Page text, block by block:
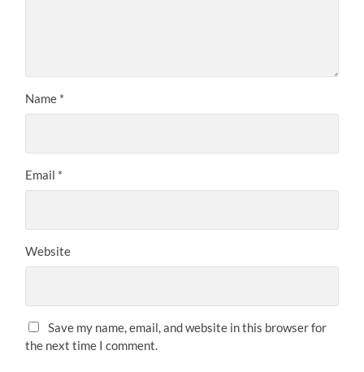
Name *
Email *
Website
Save my name, email, and website in this browser for
the next time I comment.